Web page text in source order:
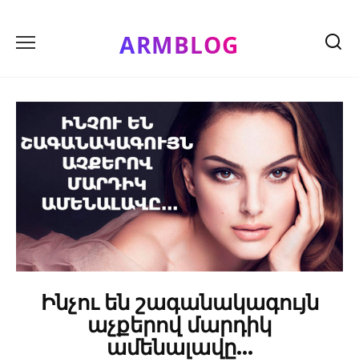
content
ARMBLOG
Ինչու են շագանակագույն
աչքերով մարդիկ
ամենալավը…